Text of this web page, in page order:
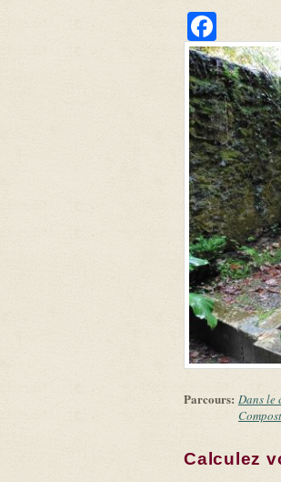
Parcours: Dans le
Calculez